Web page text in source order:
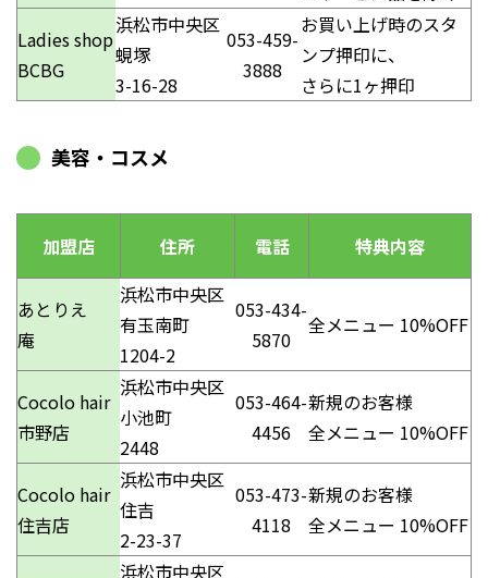
Ladies shop
BCBG
浜松市中央区
蜆塚
3-16-28
053-459-
3888
お買い上げ時のスタ
ンプ押印に、
さらに1ヶ押印
美容・コスメ
加盟店 住所 電話 特典内容
あとりえ
庵
浜松市中央区
有玉南町
1204-2
053-434-
5870
全メニュー 10%OFF
Cocolo hair
市野店
浜松市中央区
小池町
2448
053-464-
4456
新規のお客様
全メニュー 10%OFF
Cocolo hair
住吉店
浜松市中央区
住吉
2-23-37
053-473-
4118
新規のお客様
全メニュー 10%OFF
浜松市中央区